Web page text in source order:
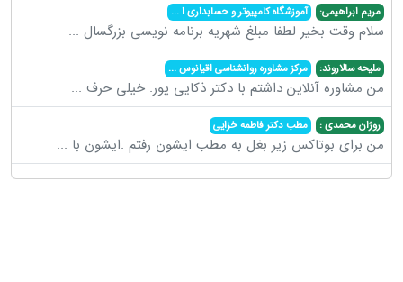
مریم ابراهیمی: آموزشگاه کامپیوتر و حسابداری ا...
سلام وقت بخیر لطفا مبلغ شهریه برنامه نویسی بزرگسال ...
ملیحه سالاروند: مرکز مشاوره روانشناسی اقیانوس...
من مشاوره آنلاین داشتم با دکتر ذکایی پور. خیلی حرف ...
روژان محمدی : مطب دکتر فاطمه خزایی
من برای بوتاکس زیر بغل به مطب ایشون رفتم .ایشون با ...